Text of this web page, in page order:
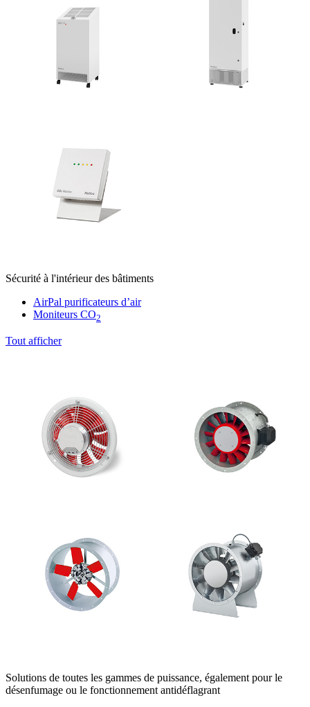
Sécurité à l'intérieur des bâtiments
AirPal purificateurs d’air
Moniteurs CO2
Tout afficher
Solutions de toutes les gammes de puissance, également pour le
désenfumage ou le fonctionnement antidéflagrant